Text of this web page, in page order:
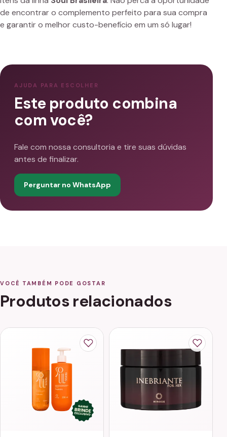
de encontrar o complemento perfeito para sua compra
e garantir o melhor custo-benefício em um só lugar!
AJUDA PARA ESCOLHER
Este produto combina
com você?
Fale com nossa consultoria e tire suas dúvidas
antes de finalizar.
Perguntar no WhatsApp
VOCÊ TAMBÉM PODE GOSTAR
Produtos relacionados